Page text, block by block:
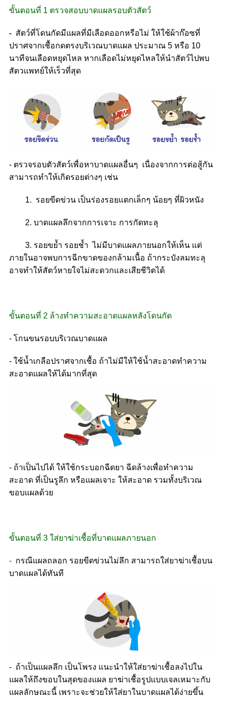
ขั้นตอนที่ 1 ตรวจสอบบาดแผลรอบตัวสัตว์
- สัตว์ที่โดนกัดมีแผลที่มีเลือดออกหรือไม่ ให้ใช้ผ้าก๊อซที่
ปราศจากเชื้อกดตรงบริเวณบาดแผล ประมาณ 5 หรือ 10
นาทีจนเลือดหยุดไหล หากเลือดไม่หยุดไหลให้นำสัตว์ไปพบ
สัตวแพทย์ให้เร็วที่สุด
- ตรวจรอบตัวสัตว์เพื่อหาบาดแผลอื่นๆ เนื่องจากการต่อสู้กัน
สามารถทำให้เกิดรอยต่างๆ เช่น
1. รอยขีดข่วน เป็นร่องรอยแตกเล็กๆ น้อยๆ ที่ผิวหนัง
2. บาดแผลลึกจากการเจาะ การกัดทะลุ
3. รอยขย้ำ รอยช้ำ ไม่มีบาดแผลภายนอกให้เห็น แต่
ภายในอาจพบการฉีกขาดของกล้ามเนื้อ ถ้ากระบังลมทะลุ
อาจทำให้สัตว์หายใจไม่สะดวกและเสียชีวิตได้
ขั้นตอนที่ 2 ล้างทำความสะอาดแผลหลังโดนกัด
- โกนขนรอบบริเวณบาดแผล
- ใช้น้ำเกลือปราศจากเชื้อ ถ้าไม่มีให้ใช้น้ำสะอาดทำความ
สะอาดแผลให้ได้มากที่สุด
- ถ้าเป็นไปได้ ให้ใช้กระบอกฉีดยา ฉีดล้างเพื่อทำความ
สะอาด ที่เป็นรูลึก หรือแผลเจาะ ให้สะอาด รวมทั้งบริเวณ
ขอบแผลด้วย
ขั้นตอนที่ 3 ใส่ยาฆ่าเชื้อที่บาดแผลภายนอก
- กรณีแผลถลอก รอยขีดข่วนไม่ลึก สามารถใส่ยาฆ่าเชื้อบน
บาดแผลได้ทันที
- ถ้าเป็นแผลลึก เป็นโพรง แนะนำให้ใส่ยาฆ่าเชื้อลงไปใน
แผลให้ถึงขอบในสุดของแผล ยาฆ่าเชื้อรูปแบบเจลเหมาะกับ
แผลลักษณะนี้ เพราะจะช่วยให้ใส่ยาในบาดแผลได้ง่ายขึ้น